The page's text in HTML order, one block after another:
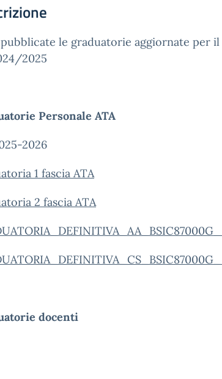
le graduatorie aggiornate per
2025
Personale ATA
2026
1 fascia ATA
2 fascia ATA
docenti